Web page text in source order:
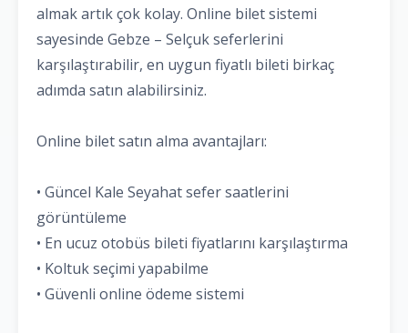
almak artık çok kolay. Online bilet sistemi
sayesinde Gebze – Selçuk seferlerini
karşılaştırabilir, en uygun fiyatlı bileti birkaç
adımda satın alabilirsiniz.
Online bilet satın alma avantajları:
• Güncel Kale Seyahat sefer saatlerini
görüntüleme
• En ucuz otobüs bileti fiyatlarını karşılaştırma
• Koltuk seçimi yapabilme
• Güvenli online ödeme sistemi